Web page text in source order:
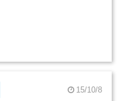
15/10/8